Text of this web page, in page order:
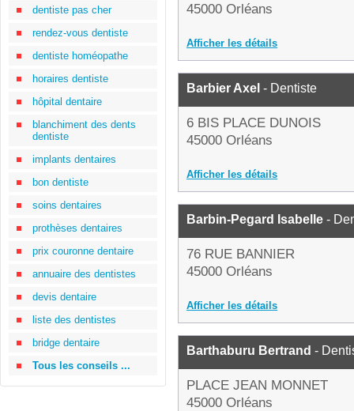
dentiste pas cher
rendez-vous dentiste
dentiste homéopathe
horaires dentiste
hôpital dentaire
blanchiment des dents
dentiste
implants dentaires
bon dentiste
soins dentaires
prothèses dentaires
prix couronne dentaire
annuaire des dentistes
devis dentaire
liste des dentistes
bridge dentaire
Tous les conseils ...
45000 Orléans
Afficher les détails
Barbier Axel - Dentiste
6 BIS PLACE DUNOIS
45000 Orléans
Afficher les détails
Barbin-Pegard Isabelle -
76 RUE BANNIER
45000 Orléans
Afficher les détails
Barthaburu Bertrand -
PLACE JEAN MONNET
45000 Orléans